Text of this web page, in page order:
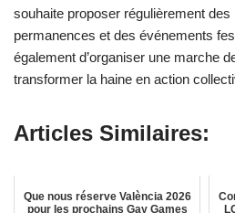
souhaite proposer régulièrement
permanences et des événements
également d’organiser une marche
transformer la haine en action
Articles Similaires:
Que nous réserve València 2026
pour les prochains Gay Games